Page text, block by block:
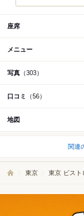
座席
メニュー
写真 （303）
口コミ （56）
地図
関連
東京 東京 ビスト